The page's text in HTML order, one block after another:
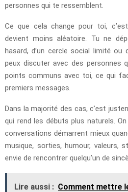
personnes qui te ressemblent.
Ce que cela change pour toi,
devient moins aléatoire. Tu ne
hasard, d’un cercle social limité ou
peux discuter avec des personnes
points communs avec toi, ce qui
premiers messages.
Dans la majorité des cas, c’est
qui rend les débuts plus naturels.
conversations démarrent mieux
musique, sorties, humour, valeurs,
envie de rencontrer quelqu’un de
Lire aussi : Comment mettre